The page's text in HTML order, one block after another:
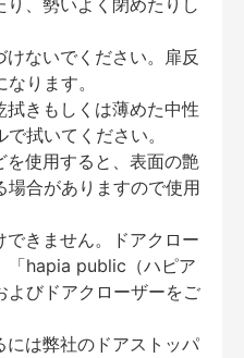
り、勢いよく閉めたりし
ないでください。扉反
ります。
きもしくは薄めた中性
拭いてください。
使用すると、表面の艶
場合がありますので使用
きません。ドアクロー
「hapia public（ハピア
よびドアクローザーをご
は弊社のドアストッパ